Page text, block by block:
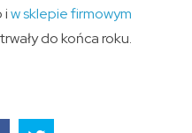
iw sklepie firmowym
do końca roku.